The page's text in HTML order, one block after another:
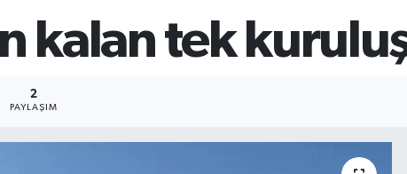
kalan tek
2
PAYLAŞIM